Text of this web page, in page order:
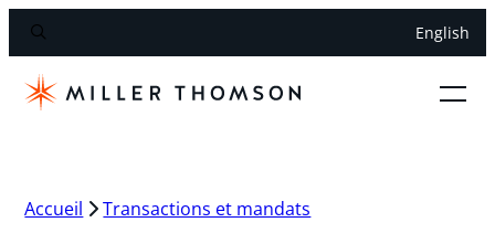
English
Accueil Transactions et mandats